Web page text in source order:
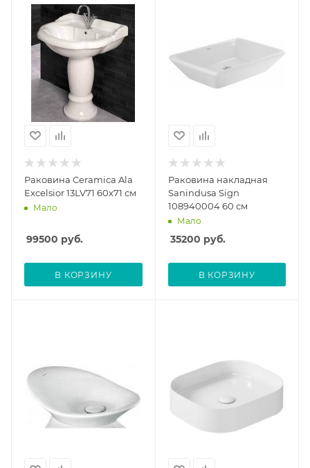
Раковина Ceramica Ala
Excelsior 13LV71 60x71 см
Мало
99500 руб.
В КОРЗИНУ
Раковина накладная
Sanindusa Sign
108940004 60 см
Мало
35200 руб.
В КОРЗИНУ